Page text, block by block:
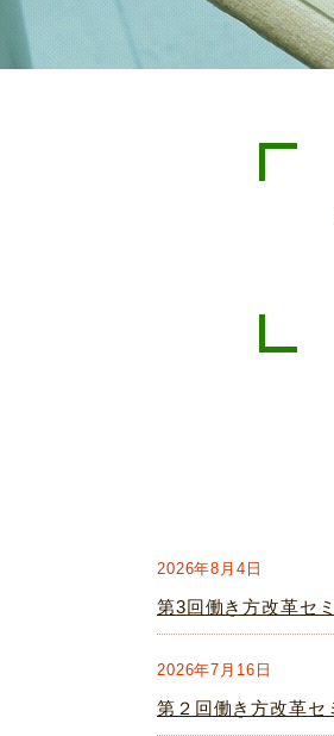
2026年8月4日
第3回働き方改革セ
2026年7月16日
第２回働き方改革セ